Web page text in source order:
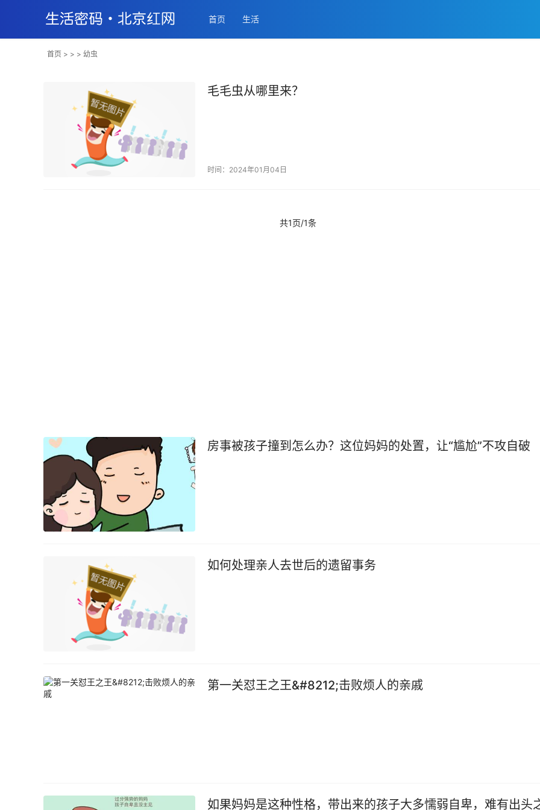
首页 生活
首页 > > > 幼虫
毛毛虫从哪里来？
时间：2024年01月04日
共1页/1条
房事被孩子撞到怎么办？这位妈妈的处置，让“尴尬”不攻自破
如何处理亲人去世后的遗留事务
第一关怼王之王&#8212;击败烦人的亲戚
如果妈妈是这种性格，带出来的孩子大多懦弱自卑，难有出头